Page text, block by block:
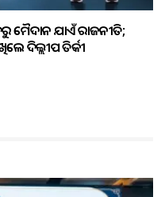
ଯାଏଁ ରାଜନୀତି;
ଦିଲ୍ଲୀପ ତିର୍କୀ